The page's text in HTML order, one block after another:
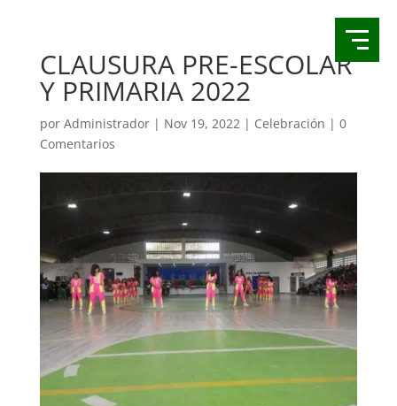
CLAUSURA PRE-ESCOLAR
Y PRIMARIA 2022
por Administrador| Nov 19, 2022| Celebración | 0
Comentarios